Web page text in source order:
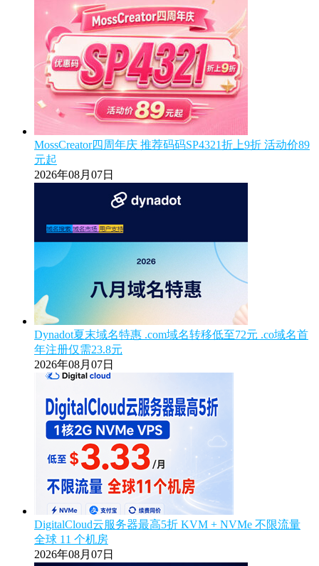
MossCreator四周年庆 推荐码码SP4321折上9折 活动价89
元起
2026年08月07日
Dynadot夏末域名特惠 .com域名转移低至72元 .co域名首
年注册仅需23.8元
2026年08月07日
DigitalCloud云服务器最高5折 KVM + NVMe 不限流量
全球 11 个机房
2026年08月07日